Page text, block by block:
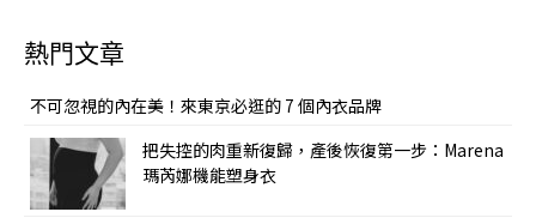
熱門文章
不可忽視的內在美！來東京必逛的 7 個內衣品牌
把失控的肉重新復歸，產後恢復第一步：Marena
瑪芮娜機能塑身衣